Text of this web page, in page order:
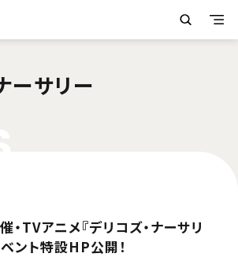
ーサリー
TVアニメ『デリコズ・ナーサリ
ント特設HP公開！